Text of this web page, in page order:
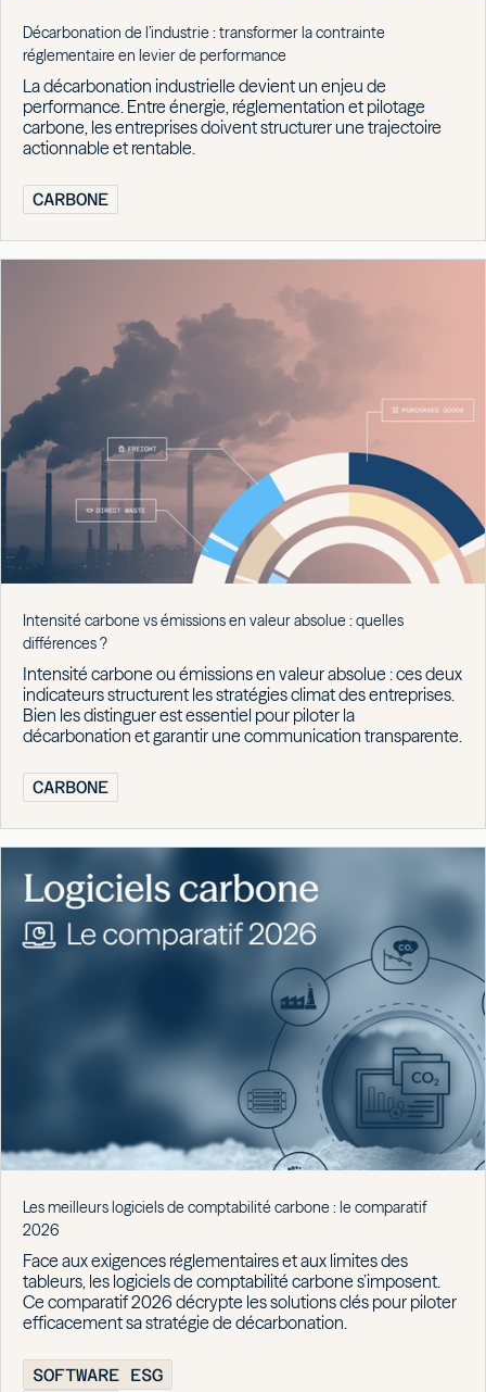
Décarbonation de l’industrie : transformer la contrainte
réglementaire en levier de performance
La décarbonation industrielle devient un enjeu de
performance. Entre énergie, réglementation et pilotage
carbone, les entreprises doivent structurer une trajectoire
actionnable et rentable.
CARBONE
Intensité carbone vs émissions en valeur absolue : quelles
différences ?
Intensité carbone ou émissions en valeur absolue : ces deux
indicateurs structurent les stratégies climat des entreprises.
Bien les distinguer est essentiel pour piloter la
décarbonation et garantir une communication transparente.
CARBONE
Les meilleurs logiciels de comptabilité carbone : le comparatif
2026
Face aux exigences réglementaires et aux limites des
tableurs, les logiciels de comptabilité carbone s’imposent.
Ce comparatif 2026 décrypte les solutions clés pour piloter
efficacement sa stratégie de décarbonation.
SOFTWARE ESG